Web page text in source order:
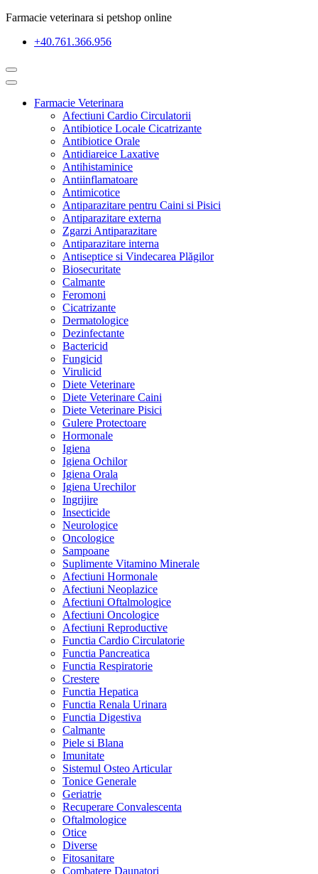
Farmacie veterinara si petshop online
+40.761.366.956
Farmacie Veterinara
Afectiuni Cardio Circulatorii
Antibiotice Locale Cicatrizante
Antibiotice Orale
Antidiareice Laxative
Antihistaminice
Antiinflamatoare
Antimicotice
Antiparazitare pentru Caini si Pisici
Antiparazitare externa
Zgarzi Antiparazitare
Antiparazitare interna
Antiseptice si Vindecarea Plăgilor
Biosecuritate
Calmante
Feromoni
Cicatrizante
Dermatologice
Dezinfectante
Bactericid
Fungicid
Virulicid
Diete Veterinare
Diete Veterinare Caini
Diete Veterinare Pisici
Gulere Protectoare
Hormonale
Igiena
Igiena Ochilor
Igiena Orala
Igiena Urechilor
Ingrijire
Insecticide
Neurologice
Oncologice
Sampoane
Suplimente Vitamino Minerale
Afectiuni Hormonale
Afectiuni Neoplazice
Afectiuni Oftalmologice
Afectiuni Oncologice
Afectiuni Reproductive
Functia Cardio Circulatorie
Functia Pancreatica
Functia Respiratorie
Crestere
Functia Hepatica
Functia Renala Urinara
Functia Digestiva
Calmante
Piele si Blana
Imunitate
Sistemul Osteo Articular
Tonice Generale
Geriatrie
Recuperare Convalescenta
Oftalmologice
Otice
Diverse
Fitosanitare
Combatere Daunatori